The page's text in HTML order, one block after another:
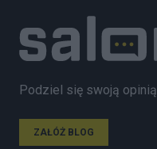
Podziel się swoją opinią
ZAŁÓŻ BLOG